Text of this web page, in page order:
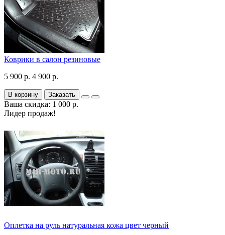
Коврики в салон резиновые
5 900 р. 4 900 р.
В корзину Заказать
Ваша скидка: 1 000 р.
Лидер продаж!
Оплетка на руль натуральная кожа цвет черный